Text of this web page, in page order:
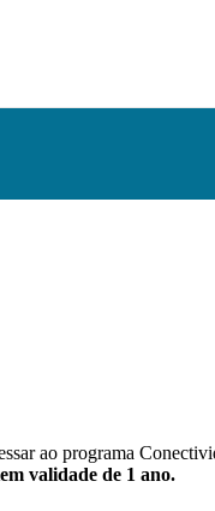
ao programa
validade de 1 ano.